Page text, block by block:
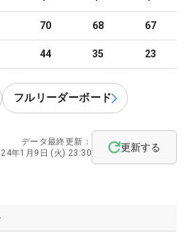
70 68 67
44 35 23
フルリーダーボード
データ最終更新：
年1月9日 (火) 23:30
更新する